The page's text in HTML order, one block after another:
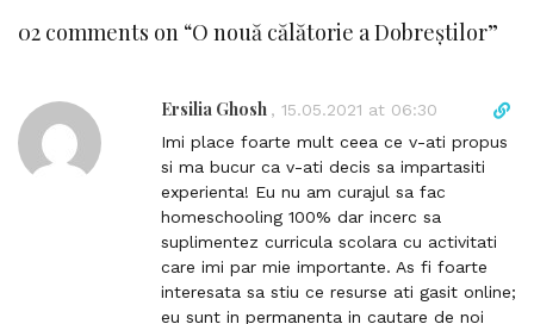
02 comments on “O nouă călătorie a Dobreștilor”
Ersilia Ghosh , 15.05.2021 at 06:30
D
i
Imi place foarte mult ceea ce v-ati propus
si ma bucur ca v-ati decis sa impartasiti
experienta! Eu nu am curajul sa fac
homeschooling 100% dar incerc sa
suplimentez curricula scolara cu activitati
care imi par mie importante. As fi foarte
interesata sa stiu ce resurse ati gasit online;
eu sunt in permanenta in cautare de noi